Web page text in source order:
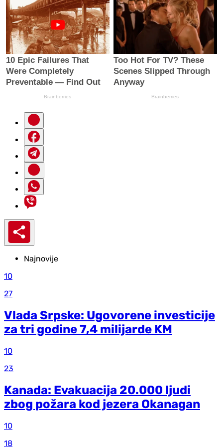
Najnovije
10
27
Vlada Srpske: Ugovorene investicije
za tri godine 7,4 milijarde KM
10
23
Kanada: Evakuacija 20.000 ljudi
zbog požara kod jezera Okanagan
10
18